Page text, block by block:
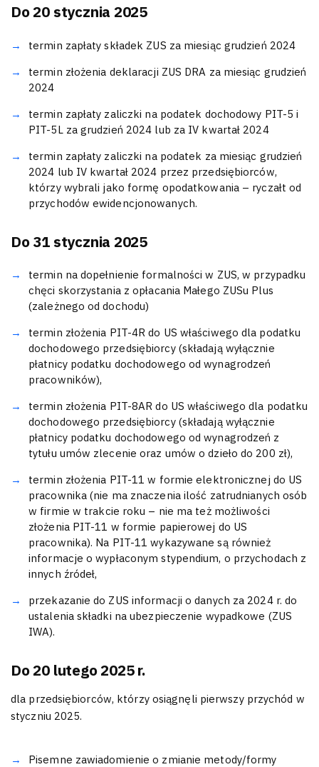
Do 20 stycznia 2025
termin zapłaty składek ZUS za miesiąc grudzień 2024
termin złożenia deklaracji ZUS DRA za miesiąc grudzień
2024
termin zapłaty zaliczki na podatek dochodowy PIT-5 i
PIT-5L za grudzień 2024 lub za IV kwartał 2024
termin zapłaty zaliczki na podatek za miesiąc grudzień
2024 lub IV kwartał 2024 przez przedsiębiorców,
którzy wybrali jako formę opodatkowania – ryczałt od
przychodów ewidencjonowanych.
Do 31 stycznia 2025
termin na dopełnienie formalności w ZUS, w przypadku
chęci skorzystania z opłacania Małego ZUSu Plus
(zależnego od dochodu)
termin złożenia PIT-4R do US właściwego dla podatku
dochodowego przedsiębiorcy (składają wyłącznie
płatnicy podatku dochodowego od wynagrodzeń
pracowników),
termin złożenia PIT-8AR do US właściwego dla podatku
dochodowego przedsiębiorcy (składają wyłącznie
płatnicy podatku dochodowego od wynagrodzeń z
tytułu umów zlecenie oraz umów o dzieło do 200 zł),
termin złożenia PIT-11 w formie elektronicznej do US
pracownika (nie ma znaczenia ilość zatrudnianych osób
w firmie w trakcie roku – nie ma też możliwości
złożenia PIT-11 w formie papierowej do US
pracownika). Na PIT-11 wykazywane są również
informacje o wypłaconym stypendium, o przychodach z
innych źródeł,
przekazanie do ZUS informacji o danych za 2024 r. do
ustalenia składki na ubezpieczenie wypadkowe (ZUS
IWA).
Do 20 lutego 2025 r.
dla przedsiębiorców, którzy osiągnęli pierwszy przychód w
styczniu 2025.
Pisemne zawiadomienie o zmianie metody/formy